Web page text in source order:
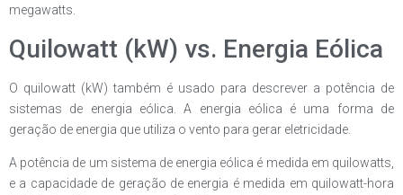
megawatts.
Quilowatt (kW) vs. Energia Eólica
O quilowatt (kW) também é usado para descrever a potência de
sistemas de energia eólica. A energia eólica é uma forma de
geração de energia que utiliza o vento para gerar eletricidade.
A potência de um sistema de energia eólica é medida em quilowatts,
e a capacidade de geração de energia é medida em quilowatt-hora